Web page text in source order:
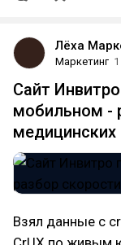
Лёха
Маркетинг
Сайт
мобильном -
медицинских
Взял данные с